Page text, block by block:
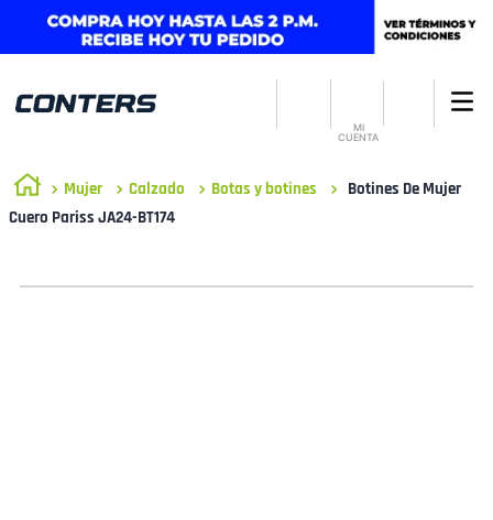
MI
CUENTA
Mujer Calzado Botas y botines
Botines De Mujer
Cuero Pariss JA24-BT174